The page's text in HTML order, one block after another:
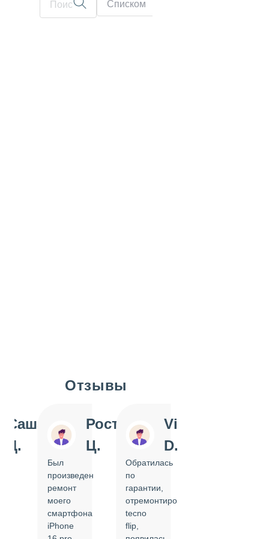
Списком
Отзывы
Саша
Д.
Ростислав
Ц.
Был
произведен
ремонт
моего
смартфона
iPhone
Vi
D.
Обратилась
по
гарантии,
отремонтировать
tecno
flip,